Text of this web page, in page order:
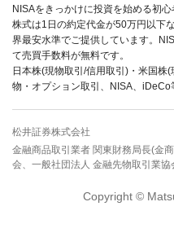
NISAをきっかけに投資を始める初心
株式は1日の約定代金が50万円以下
界最安水準でご提供しています。
て売買手数料が無料です。
日本株(現物取引/信用取引)・米国株
物・オプション取引、NISA、iDeCo
松井証券株式会社
金融商品取引業者 関東財務局長(金
会、一般社団法人 金融先物取引業協
Copyright ©